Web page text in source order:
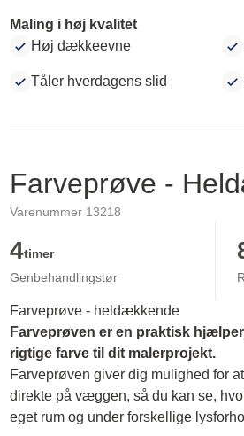
Maling i høj kvalitet
Høj dækkeevne
Tåler hverdagens slid
Farveprøve -
Varenummer 13218
4timer
Genbehandlingstør
Farveprøve - heldækkende
Farveprøven er en praktisk
rigtige farve til dit malerprojekt.
Farveprøven giver dig mulighed for
direkte på væggen, så du kan se,
eget rum og under forskellige